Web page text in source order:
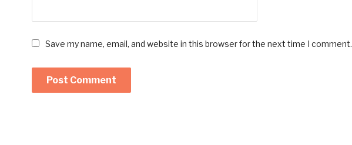
Save my name, email, and website in this browser for the next time I comment.